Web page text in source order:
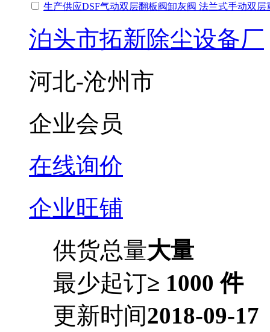
生产供应DSF气动双层翻板阀卸灰阀 法兰式手动双层
泊头市拓新除尘设备厂
河北-沧州市
企业会员
在线询价
企业旺铺
供货总量大量
最少起订≥ 1000 件
更新时间2018-09-17